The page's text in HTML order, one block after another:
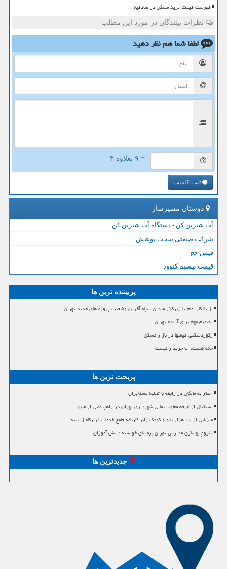
فهرست قیمت خرید مسکن در صادقیه
نظرات بینندگان در مورد این مطلب
لطفا شما همنظر دهید
= ۹ بعلاوه ۳
ثبت کامنت
دوستان مسیرساز
آب شیرین کن - دستگاه آب شیرین کن
شرکت صنعتی سخت پوشش
فیش حج
قیمت بیسیم کنوود
پربیننده ترین ها
از یادگار امام تا زیرگذر میدان سپاه آخرین وضعیت پروژه های جدید تهران
تصمیم مهم برای آینده تهران
رکوردشکنی قیمتها در بازار مسکن
خانه هست، اما خریدار نیست
پربحث ترین ها
اخطار به مالکان در رابطه با تخلیه مستأجران
استقبال از غرفه معاونت مالی شهرداری تهران در راهپیمایی اربعین
میزبانی از ۱۰ هزار بانو و کودک زائر کارنامه جامع خدمات قرارگاه زینبیه
شروع بهسازی مدارس تهران برمبنای خواسته دانش آموزان
جدیدترین ها